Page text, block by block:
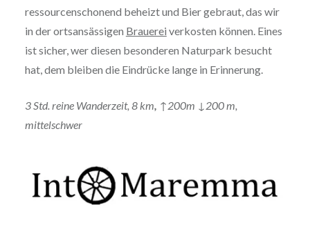
ressourcenschonend beheizt und Bier gebraut, das wir
in der ortsansässigen Brauerei verkosten können. Eines
ist sicher, wer diesen besonderen Naturpark besucht
hat, dem bleiben die Eindrücke lange in Erinnerung.
3 Std. reine Wanderzeit, 8 km, ↑200m ↓200 m,
mittelschwer